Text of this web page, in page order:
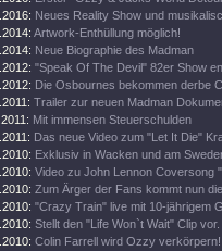
Neues Reality Show und
Artwork-Enthüllung möglich!
Neue Biographie des Madman
"Speak Of The Devil" 82er Show
Die Osbournes bekommen derbe
Trailer zur neuen Madman
Mit immensen Steuerschulden
Das neue Video zum "Let It Die"
Exklusiv in Wacken und am
Video zu John Lennon Coversong
Zum Ärger der Fans kommt nun
"Crazy Train" live mit 10-jährigem
Stellt den "Life Won`t Wait" Clip vor.
Colin Farrell wird Ozzy verkörpern!